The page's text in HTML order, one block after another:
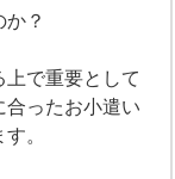
？
で重要として
ったお小遣い
。